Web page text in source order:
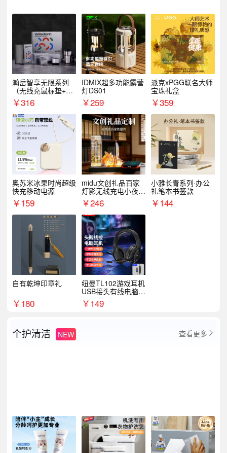
瀚岳智享无限系列
（无线充鼠标垫+飞
利浦音响+乐扣咖啡
杯）
￥316
IDMIX超多功能露营
灯DS01
￥259
派克xPGG联名大师
宝珠礼盒
￥359
奥苏米冰果时尚超级
快充移动电源
￥159
midu文创礼品百家
灯影无线充电小夜灯
纪念礼品定制
￥246
小雅长青系列·办公
礼笔本书签款
￥144
自有乾坤印章礼
￥180
纽曼TL102游戏耳机
USB接头有线电脑耳
机耳麦
￥149
个护清洁 NEW 查看更多 